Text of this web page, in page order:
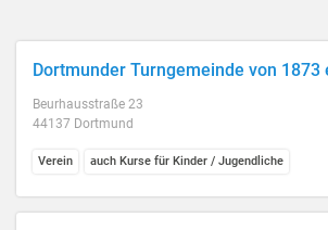
Dortmunder Turngemeinde von 1873
Beurhausstraße 23
44137 Dortmund
Verein auch Kurse für Kinder / Jugendliche